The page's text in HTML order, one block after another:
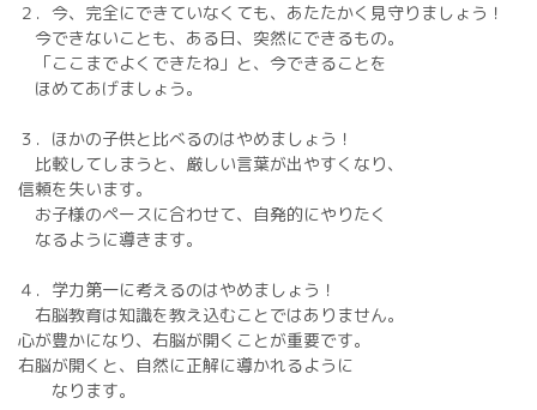
２．今、完全にできていなくても、あたたかく見守りましょう！
今できないことも、ある日、突然にできるもの。
「ここまでよくできたね」と、今できることを
ほめてあげましょう。
３．ほかの子供と比べるのはやめましょう！
比較してしまうと、厳しい言葉が出やすくなり、
信頼を失います。
お子様のペースに合わせて、自発的にやりたく
なるように導きます。
４．学力第一に考えるのはやめましょう！
右脳教育は知識を教え込むことではありません。
心が豊かになり、右脳が開くことが重要です。
右脳が開くと、自然に正解に導かれるように
なります。